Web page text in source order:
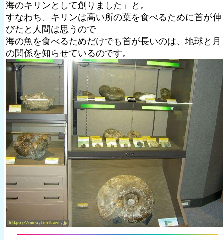
海のキリンとして創りました」と。
すなわち、キリンは高い所の葉を食べるために首が伸
びたと人間は思うので
海の魚を食べるためだけでも首が長いのは、地球と月
の関係を知らせているのです。